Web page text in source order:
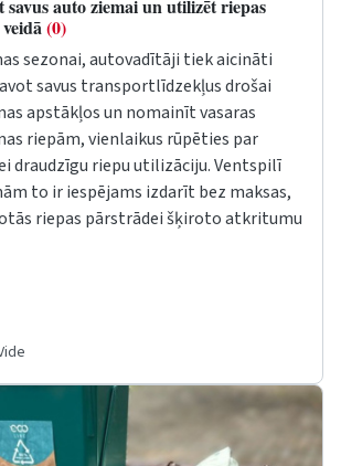
savus auto ziemai un utilizēt riepas
(0)
sezonai, autovadītāji tiek aicināti
savus transportlīdzekļus drošai
apstākļos un nomainīt vasaras
riepām, vienlaikus rūpēties par
draudzīgu riepu utilizāciju. Ventspilī
to ir iespējams izdarīt bez maksas,
riepas pārstrādei šķiroto atkritumu